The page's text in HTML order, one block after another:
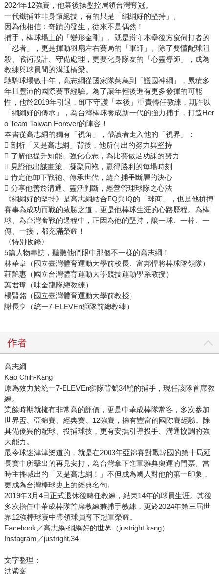
2024年12強賽，他幕後操盤控局領台灣奪冠。
一代鐵捕並非身懷絕技，有的只是「綱綱好的堅持」。
因為他相信：奇蹟的發生，從來不是偶然！
捕手，棒球場上的「變形金剛」。既是蹲守本壘後方窺伺打者的
「忍者」，更是揮動羽扇左右賽局的「軍師」。除了要懂配球阻
殺、戰術設計、守備處理，更要化身隊友的「心靈導師」，成為
教練與球員間的溝通橋梁。
馳騁球場數十年，高志綱從國家隊菜鳥到「護國神綱」，累積多
年且豐沛的國際賽事經驗。為了讓年輕後進有更多發揮的可能
性，他於2019年引退，卸下守護「本後」重責轉任教練，期許以
「綱綱好的傳承」，為台灣棒球養成新一代的強力捕手，打造Her
o Team Taiwan Forever的陣容！
本書從高志綱的獨有「視角」，帶讀者走入他的「視界」：
 剖析「又是高志綱」背後，他所付出的努力與堅持
 了解他提升知能、強化心志，為比賽做足功課的努力
 見證他出謀畫策、凝聚同袍，贏得勝利的每場時刻
 肯定他卸下戰袍、傳承世代，縫合捕手斷層的決心
 分享他善於溝通、靈活判斷，經營管理球隊之心法
《綱綱好的堅持》是高志綱結合EQ與IQ的「球商」，也是他拚搏
賽事為成功而戰的致勝之道，更是他棒球生涯的心路歷程。為棒
球、為台灣奮戰的過程中，正因為他的堅持，讓一球、一棒、一
傳、一接，都充滿榮耀！
〈特別收錄〉
5篇人物專訪，聽聽他們眼中那個不一樣的高志綱！
林華韋（國立臺灣體育運動大學前校長、富邦悍將棒球隊領隊）
莊艷惠（國立台灣體育運動大學競技運動學系教授）
葉君璋（味全龍隊總教練）
楊賢銘（國立臺灣體育運動大學前教授）
謝長亨（統一7-ELEVEn獅隊前總教練）
作者
高志綱
Kao Chih-Kang
原為效力於統一7-ELEVEn獅隊背號34號的捕手，現任該隊首席教
練。
業餘時期就擁有非常高的評價，更是中華成棒隊常客，多次參加
世界盃、亞錦賽、經典賽、12強賽，擁有豐富的國際賽經驗。除
具備優異的配球、投捕球技，更有安撫引導投手、溝通協調的強
大能力。
最令球迷津津樂道的，就是在2003年亞錦賽對戰韓國的第十局延
長賽中所擊出的再見安打，為台灣拿下進軍雅典奧運的門票。當
時主播喊出的「又是高志綱！」不但成為國人對他的第一印象，
更成為台灣棒球史上的經典名句。
2019年3月4日正式退休後轉任教練，結束14年的球員生涯。其後
多次擔任中華成棒隊首席教練兼捕手教練，更於2024年第三屆世
界12強棒球賽中帶領球員奪下冠軍榮耀。
Facebook／高志綱-綱綱好的世界（justright.kang）
Instagram／justright.34
文字整理：
洪紫峯